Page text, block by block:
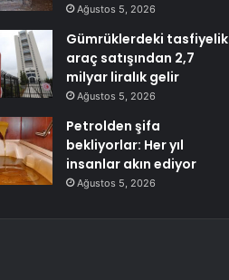
Ağustos 5, 2026
Gümrüklerdeki tasfiyelik
araç satışından 2,7
milyar liralık gelir
Ağustos 5, 2026
Petrolden şifa
bekliyorlar: Her yıl
insanlar akın ediyor
Ağustos 5, 2026